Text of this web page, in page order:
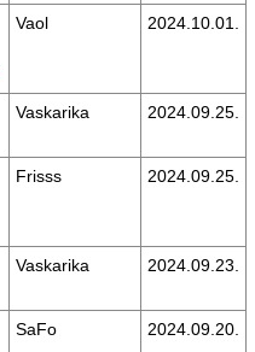
Vaol 2024.10.01.
Vaskarika 2024.09.25.
Frisss 2024.09.25.
Vaskarika 2024.09.23.
SaFo 2024.09.20.